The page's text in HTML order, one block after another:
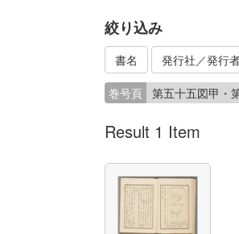
絞り込み
書名 発行社／発行
巻号頁 第五十五図甲・
Result 1 Item